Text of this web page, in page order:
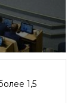
1,5